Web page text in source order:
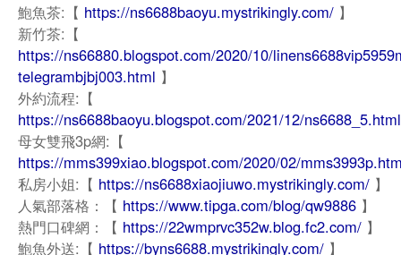
鮑魚茶:【 https://ns6688baoyu.mystrikingly.com/ 】
新竹茶:【
https://ns66880.blogspot.com/2020/10/
telegrambjbj003.html 】
外約流程:【
https://ns6688baoyu.blogspot.com/2021/12/ns6688_5.html
母女雙飛3p網:【
https://mms399xiao.blogspot.com/2020/02/
私房小姐:【 https://ns6688xiaojiuwo.mystrikingly.com/ 】
人氣部落格：【 https://www.tipga.com/blog/qw9886 】
熱門口碑網：【 https://22wmprvc352w.blog.fc2.com/ 】
鮑魚外送:【 https://byns6688.mystrikingly.com/ 】